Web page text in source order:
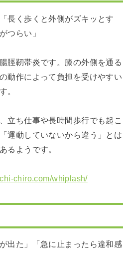
長く歩くと外側がズキッとす
つらい」
脛靭帯炎です。膝の外側を通る
動作によって負担を受けやすい
。
立ち仕事や長時間歩行でも起こ
運動していないから違う」とは
るようです。
chiro.com/whiplash/
出た」「急に止まったら違和感